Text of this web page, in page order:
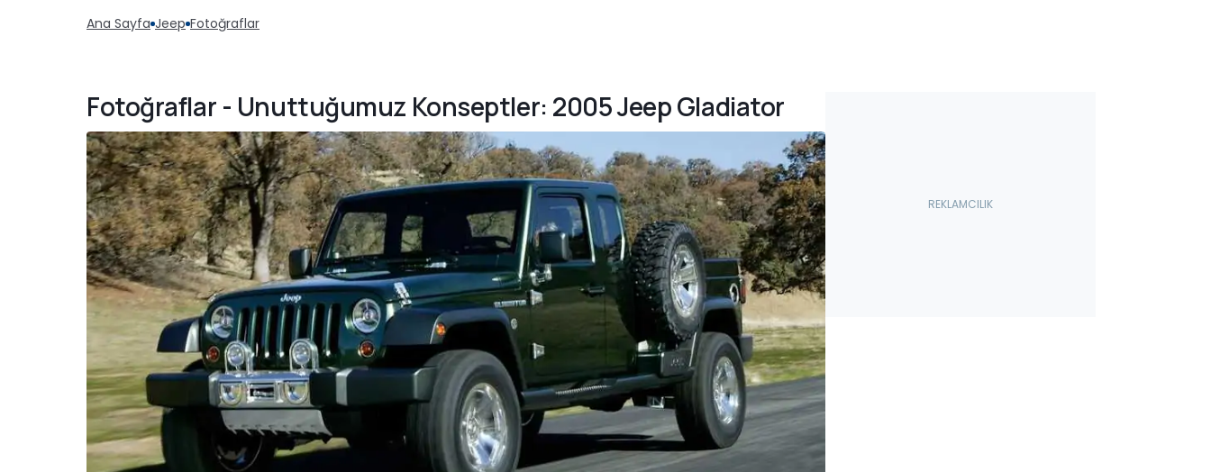
Ana Sayfa Jeep Fotoğraflar
Fotoğraflar - Unuttuğumuz Konseptler: 2005 Jeep Gladiator